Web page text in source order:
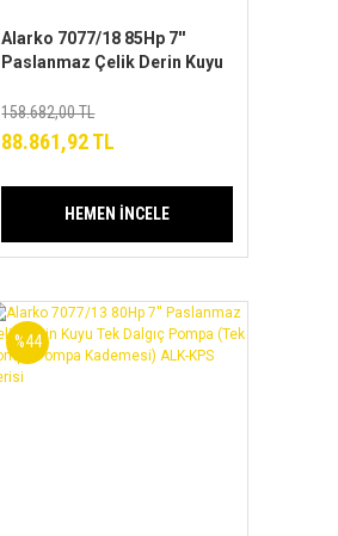
Alarko 7077/18 85Hp 7''
Paslanmaz Çelik Derin Kuyu
Pompa-Pompa Kademesi)
ALK-KPS Serisi
158.682,00 TL
88.861,92 TL
HEMEN İNCELE
%44